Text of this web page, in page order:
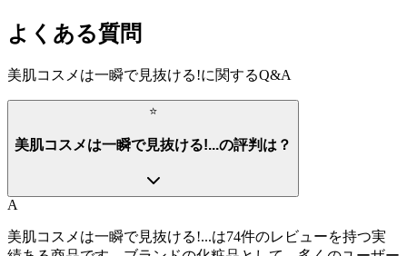
よくある質問
美肌コスメは一瞬で見抜ける!に関するQ&A
⭐
美肌コスメは一瞬で見抜ける!...の評判は？
A
美肌コスメは一瞬で見抜ける!...は74件のレビューを持つ実